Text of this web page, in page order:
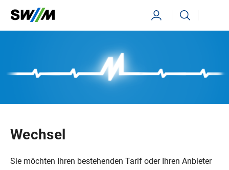
Ihr Suchbegriff Suchen
Wechsel
Sie möchten Ihren bestehenden Tarif oder Ihren Anbieter